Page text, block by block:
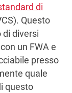
di
Questo
diversi
un FWA e
presso
quale
questo